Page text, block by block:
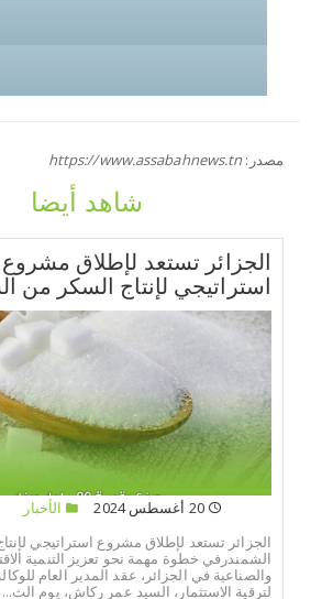
مصدر: https://www.assabahnews.tn
شاهد أيضا
الجزائر تستعد لإطلاق مشروع
استراتيجي لإنتاج السكر من
20 أغسطس 2024
الأخبار
الجزائر تستعد لإطلاق مشروع استراتيجي
الشمندرفي خطوة مهمة نحو تعزيز التنمية
والصناعية في الجزائر، عقد المدير العام
لترقية الاستثمار، السيد عمر ركاش، يوم الث...